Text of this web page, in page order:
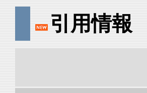
引用情報